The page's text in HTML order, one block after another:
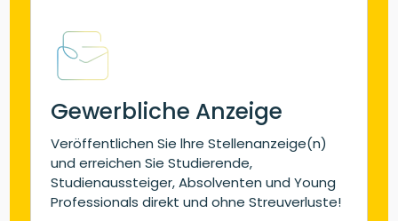
Gewerbliche Anzeige
Veröffentlichen Sie lhre Stellenanzeige(n)
und erreichen Sie Studierende,
Studienaussteiger, Absolventen und Young
Professionals direkt und ohne Streuverluste!